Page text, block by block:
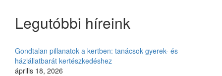
Legutóbbi híreink
Gondtalan pillanatok a kertben: tanácsok gyerek- és
háziállatbarát kertészkedéshez
április 18, 2026